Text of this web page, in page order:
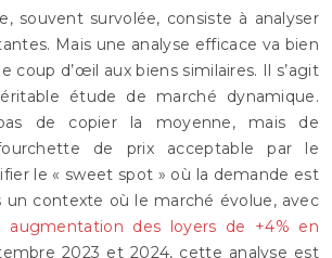
souvent survolée, consiste à analyser
Mais une analyse efficace va bien
coup d’œil aux biens similaires. Il s’agit
étude de marché dynamique.
pas de copier la moyenne, mais de
de prix acceptable par le
le « sweet spot » où la demande est
un contexte où le marché évolue, avec
augmentation des loyers de +4% en
2023 et 2024, cette analyse est